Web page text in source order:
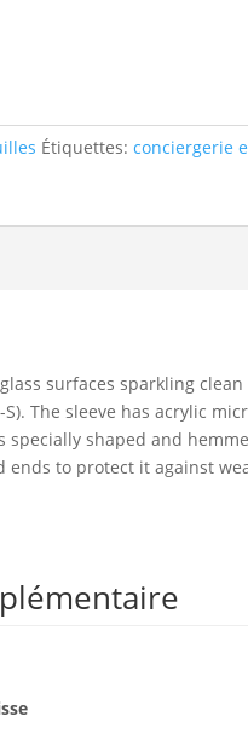
Étiquettes:conciergerie
surfaces sparkling
S). The sleeve has acrylic
shaped and
to protect it against